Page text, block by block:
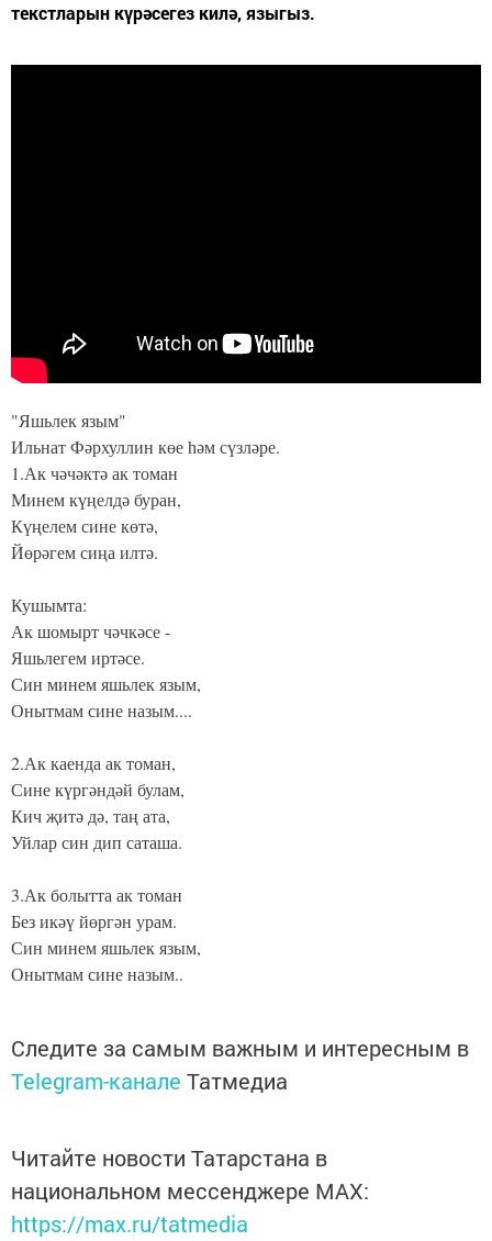
текстларын күрәсегез килә, языгыз.
"Яшьлек язым"
Ильнат Фәрхуллин көе һәм сүзләре.
1.Ак чәчәктә ак томан
Минем күңелдә буран,
Күңелем сине көтә,
Йөрәгем сиңа илтә.
Кушымта:
Ак шомырт чәчкәсе -
Яшьлегем иртәсе.
Син минем яшьлек язым,
Онытмам сине назым....
2.Ак каенда ак томан,
Сине күргәндәй булам,
Кич җитә дә, таң ата,
Уйлар син дип саташа.
3.Ак болытта ак томан
Без икәү йөргән урам.
Син минем яшьлек язым,
Онытмам сине назым..
Следите за самым важным и интересным в
Telegram-канале Татмедиа
Читайте новости Татарстана в
национальном мессенджере MАХ:
https://max.ru/tatmedia